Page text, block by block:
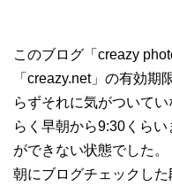
このブログ「creazy
「creazy.net」の有効
らずそれに気がついて
らく早朝から9:30くら
ができない状態でした。
朝にブログチェックし